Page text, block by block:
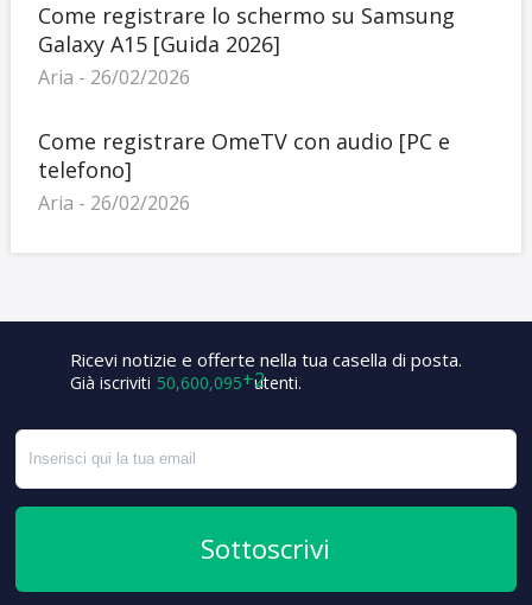
Come registrare lo schermo su Samsung
Galaxy A15 [Guida 2026]
Aria - 26/02/2026
Come registrare OmeTV con audio [PC e
telefono]
Aria - 26/02/2026
Ricevi notizie e offerte nella tua casella di posta.
Già iscriviti 50,600,097 utenti.
Sottoscrivi